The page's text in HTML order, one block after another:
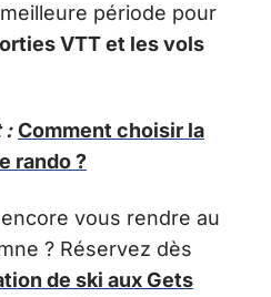
période pour
VTT et les vols
: Comment choisir la
rando ?
vous rendre au
? Réservez dès
de ski aux Gets